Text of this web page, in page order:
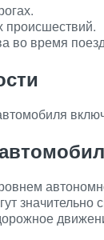
происшествий.
во время
значительно